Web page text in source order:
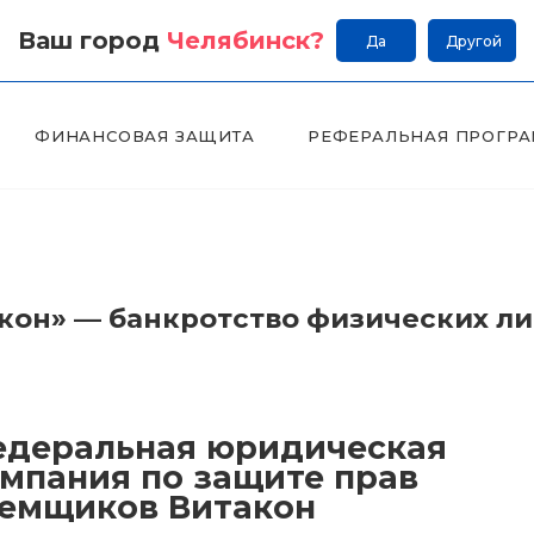
Ваш город Челябинск? Да Другой
ФИНАНСОВАЯ ЗАЩИТА РЕФЕРАЛЬНАЯ
— банкротство физических
юридическая
по защите прав
Витакон